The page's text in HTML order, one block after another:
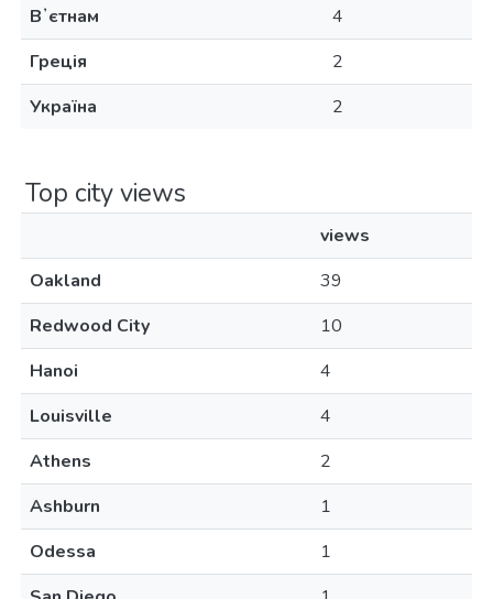
Вʼєтнам
4
Греція
2
Україна
2
Top city views
views
Oakland
39
Redwood City
10
Hanoi
4
Louisville
4
Athens
2
Ashburn
1
Odessa
1